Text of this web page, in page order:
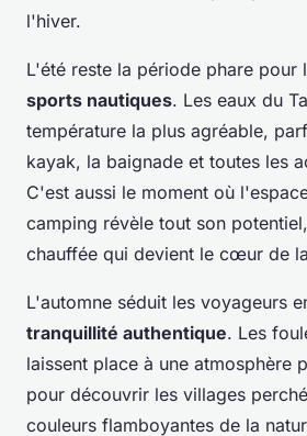
l'hiver.
L'été reste la période phare pour
sports nautiques. Les eaux du
température la plus agréable,
kayak, la baignade et toutes les
C'est aussi le moment où
camping révèle tout son
chauffée qui devient le cœur de
L'automne séduit les voyageurs
tranquillité authentique. Les
laissent place à une atmosphère
pour découvrir les villages
couleurs flamboyantes de la